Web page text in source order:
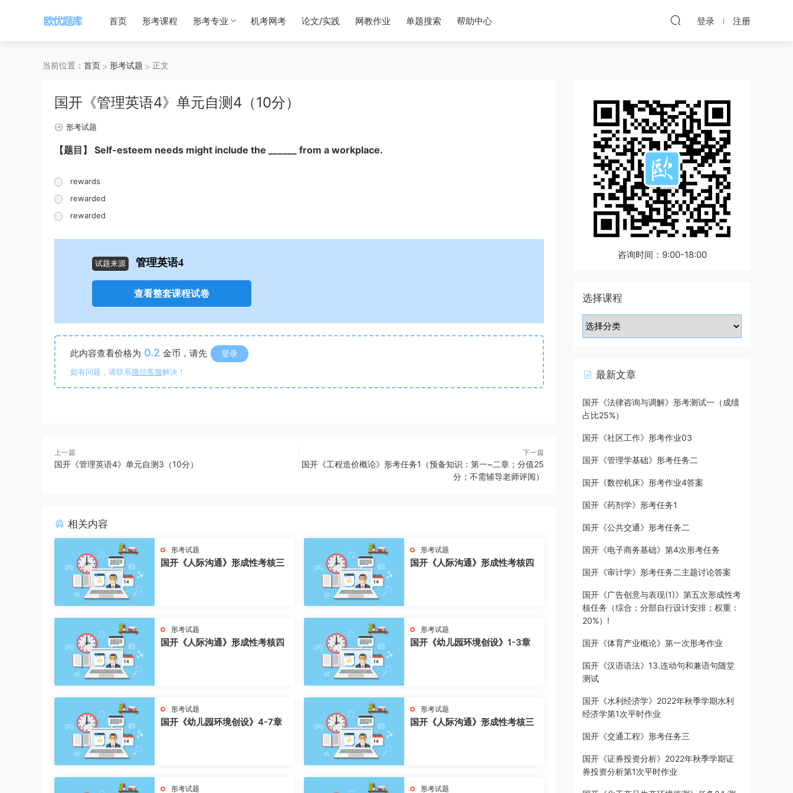
首页 形考课程 形考专业 机考网考 论文/实践 网教作业 单题搜索 帮助中心 登录 注册
当前位置： 首页 形考试题 正文
国开《管理英语4》单元自测4（10分）
形考试题
【题目】 Self-esteem needs might include the ______ from a workplace.
rewards
rewarded
rewarded
试题来源 管理英语4
查看整套课程试卷
此内容查看价格为 0.2 金币，请先 登录
如有问题，请联系微信客服解决！
上一篇
国开《管理英语4》单元自测3（10分）
下一篇
国开《工程造价概论》形考任务1（预备知识：第一~二章；分值25
分；不需辅导老师评阅）
相关内容
形考试题
国开《人际沟通》形成性考核三
形考试题
国开《人际沟通》形成性考核四
形考试题
国开《人际沟通》形成性考核四
形考试题
国开《幼儿园环境创设》1-3章
形考试题
国开《幼儿园环境创设》4-7章
形考试题
国开《人际沟通》形成性考核三
形考试题 形考试题
咨询时间：9:00-18:00
选择课程
最新文章
国开《法律咨询与调解》形考测试一（成绩
占比25%）
国开《社区工作》形考作业03
国开《管理学基础》形考任务二
国开《数控机床》形考作业4答案
国开《药剂学》形考任务1
国开《公共交通》形考任务二
国开《电子商务基础》第4次形考任务
国开《审计学》形考任务二主题讨论答案
国开《广告创意与表现(1)》第五次形成性考
核任务（综合；分部自行设计安排；权重：
20%）!
国开《体育产业概论》第一次形考作业
国开《汉语语法》13.连动句和兼语句随堂
测试
国开《水利经济学》2022年秋季学期水利
经济学第1次平时作业
国开《交通工程》形考任务三
国开《证券投资分析》2022年秋季学期证
券投资分析第1次平时作业